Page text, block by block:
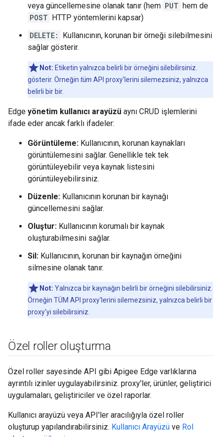
veya güncellemesine olanak tanır (hem PUT hem de
POST HTTP yöntemlerini kapsar)
DELETE:
Kullanıcının, korunan bir örneği silebilmesini
sağlar gösterir.
Not: Etiketin yalnızca belirli bir örneğini silebilirsiniz.
gösterir. Örneğin tüm API proxy'lerini silemezsiniz, yalnızca
belirli bir bir.
Edge yönetim kullanıcı arayüzü aynı CRUD işlemlerini
ifade eder ancak farklı ifadeler:
Görüntüleme: Kullanıcının, korunan kaynakları
görüntülemesini sağlar. Genellikle tek tek
görüntüleyebilir veya kaynak listesini
görüntüleyebilirsiniz.
Düzenle: Kullanıcının korunan bir kaynağı
güncellemesini sağlar.
Oluştur: Kullanıcının korumalı bir kaynak
oluşturabilmesini sağlar.
Sil: Kullanıcının, korunan bir kaynağın örneğini
silmesine olanak tanır.
Not: Yalnızca bir kaynağın belirli bir örneğini silebilirsiniz.
Örneğin TÜM API proxy'lerini silemezsiniz, yalnızca belirli bir
proxy'yi silebilirsiniz.
Özel roller oluşturma
Özel roller sayesinde API gibi Apigee Edge varlıklarına
ayrıntılı izinler uygulayabilirsiniz. proxy'ler, ürünler, geliştirici
uygulamaları, geliştiriciler ve özel raporlar.
Kullanıcı arayüzü veya API'ler aracılığıyla özel roller
oluşturup yapılandırabilirsiniz. Kullanıcı Arayüzü ve Rol